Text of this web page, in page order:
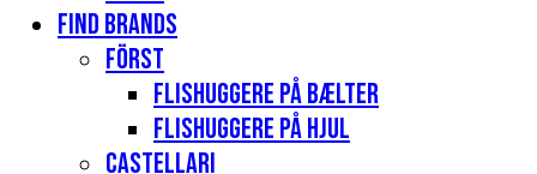
Find Brands
Först
Flishuggere på bælter
Flishuggere på hjul
Castellari